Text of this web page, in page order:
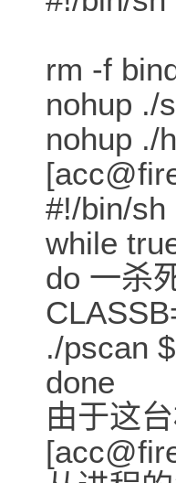
rm -f
nohup ./
nohup ./
#!/bin/sh
while
do 一杀
./pscan
done
由于这